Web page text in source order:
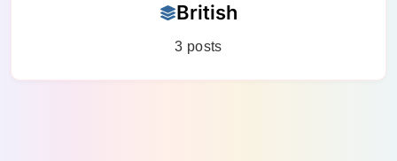
British
3 posts